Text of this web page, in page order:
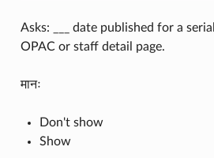
Asks: ___ date published for a
OPAC or staff detail page.
मानः
Don't show
Show